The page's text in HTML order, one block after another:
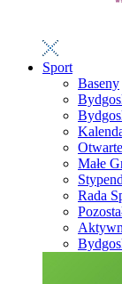
Sport
Baseny
Małe
Rada